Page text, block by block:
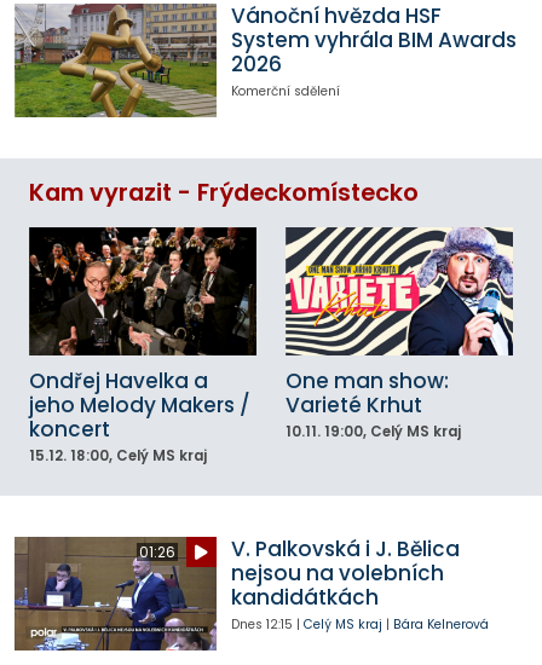
Vánoční hvězda HSF
System vyhrála BIM Awards
2026
Komerční sdělení
Kam vyrazit - Frýdeckomístecko
Ondřej Havelka a
jeho Melody Makers /
koncert
15.12. 18:00, Celý MS kraj
One man show:
Varieté Krhut
10.11. 19:00, Celý MS kraj
01:26
V. Palkovská i J. Bělica
nejsou na volebních
kandidátkách
Dnes 12:15 | Celý MS kraj | Bára Kelnerová